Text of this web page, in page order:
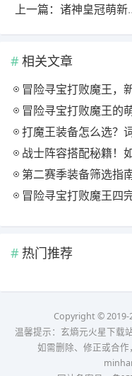
上一篇：诸神皇
相关文章
冒险寻宝打败魔王，
冒险寻宝打败魔王的
打魔王装备怎么选？
战士阵容搭配秘籍！
第二赛季装备筛选指
冒险寻宝打败魔王四
热门推荐
Copyright © 2019-
温馨提示：玄熵元火星下载
如需删除、修正或合作